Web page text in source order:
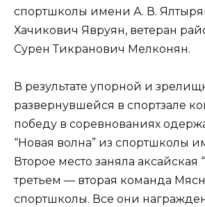
спортшколы имени А. В.
Хачикович Явруян, ветеран
Сурен Тикранович Мелконян.
В результате упорной и
развернувшейся в спортзале
победу в соревнованиях
“Новая волна” из спортшколы
Второе место заняла аксайская
третьем — вторая команда
спортшколы. Все они